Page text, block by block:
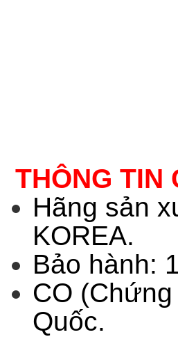
THÔNG TIN
Hãng sản
KOREA.
Bảo hành:
CO
Quốc.